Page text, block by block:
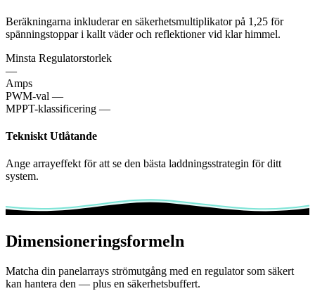
Beräkningarna inkluderar en säkerhetsmultiplikator på 1,25 för
spänningstoppar i kallt väder och reflektioner vid klar himmel.
Minsta Regulatorstorlek
—
Amps
PWM-val —
MPPT-klassificering —
Tekniskt Utlåtande
Ange arrayeffekt för att se den bästa laddningsstrategin för ditt
system.
Dimensioneringsformeln
Matcha din panelarrays strömutgång med en regulator som säkert
kan hantera den — plus en säkerhetsbuffert.